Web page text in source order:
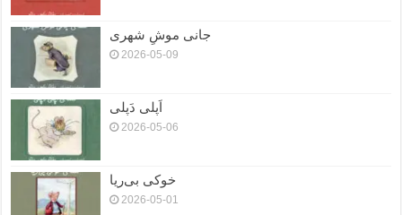
جانی موشِ شهری
2026-05-09
اَپلی دَپلی
2026-05-06
خوکی بی‌ریا
2026-05-01